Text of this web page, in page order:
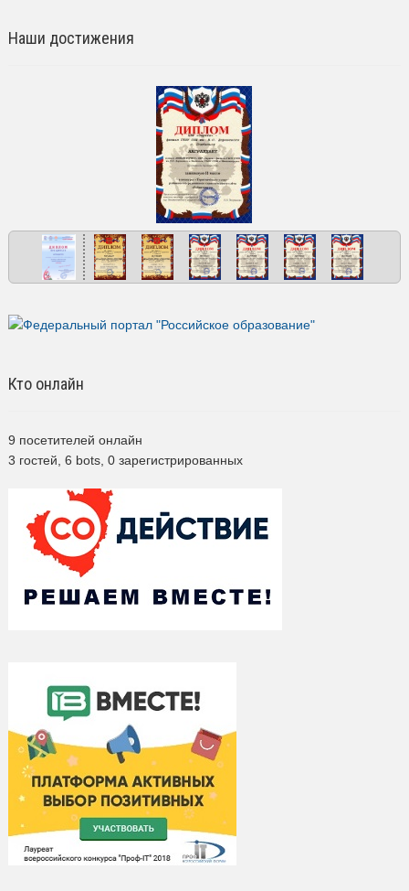
Наши достижения
Кто онлайн
9 посетителей онлайн
3 гостей, 6 bots, 0 зарегистрированных